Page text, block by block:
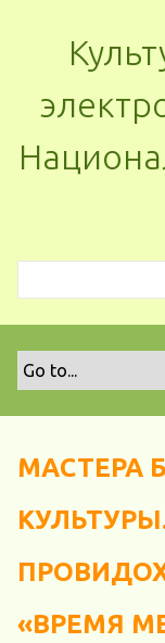
МАСТЕРА
«ВРЕМЯ